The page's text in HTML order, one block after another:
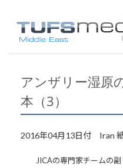
アンザリー湿原
本（3）
2016年04月13日付 Iran
JICAの専門家チームの副